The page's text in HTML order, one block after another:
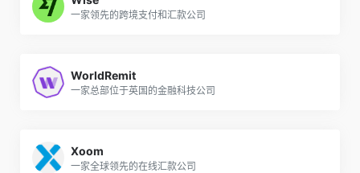
一家领先的跨境支付和汇款公司
WorldRemit
一家总部位于英国的金融科技公司
Xoom
一家全球领先的在线汇款公司